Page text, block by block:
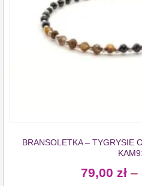
BRANSOLETKA – TYGRYSIE
79,00 zł –